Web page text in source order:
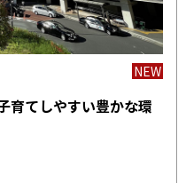
NEW
育てしやすい豊かな環